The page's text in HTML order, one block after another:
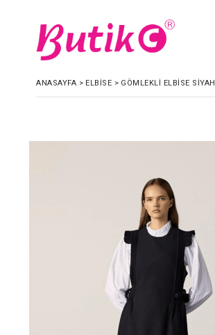
ANASAYFA > ELBİSE > GÖMLEKLI ELBISE SIYAH